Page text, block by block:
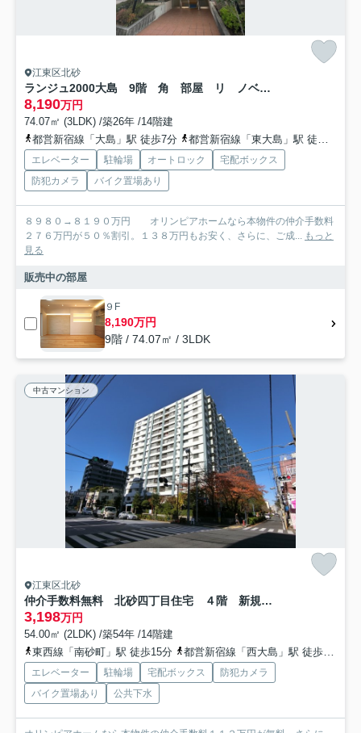
江東区北砂
ランジュ2000大島 9階 角 部屋 リ ノベーション済
8,190万円
74.07㎡ (3LDK) /築26年 /14階建
都営新宿線「大島」駅 徒歩7分
都営新宿線「東大島」駅 徒歩17分
エレベーター 駐輪場 オートロック
宅配ボックス
防犯カメラ
バイク置場あり
８９８０→８１９０万円 オリンピアホームなら本物件の仲介手数料
２７６万円が５０％割引。１３８万円もお安く、さらに、ご成... もっと
見る
販売中の部屋
９F
8,190万円
9階 / 74.07㎡ / 3LDK
中古マンション
江東区北砂
仲介手数料無料 北砂四丁目住宅 ４階 新規リノベーション
3,198万円
54.00㎡ (2LDK) /築54年 /14階建
東西線「南砂町」駅 徒歩15分
都営新宿線「西大島」駅 徒歩22分
エレベーター 駐輪場 宅配ボックス
防犯カメラ
バイク置場あり
公共下水